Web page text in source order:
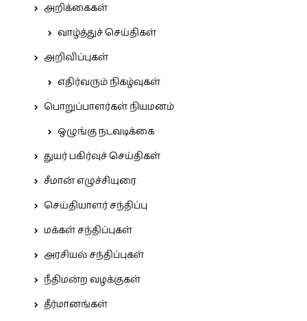
அறிக்கைகள்
வாழ்த்துச் செய்திகள்
அறிவிப்புகள்
எதிர்வரும் நிகழ்வுகள்
பொறுப்பாளர்கள் நியமனம்
ஒழுங்கு நடவடிக்கை
துயர் பகிர்வுச் செய்திகள்
சீமான் எழுச்சியுரை
செய்தியாளர் சந்திப்பு
மக்கள் சந்திப்புகள்
அரசியல் சந்திப்புகள்
நீதிமன்ற வழக்குகள்
தீர்மானங்கள்